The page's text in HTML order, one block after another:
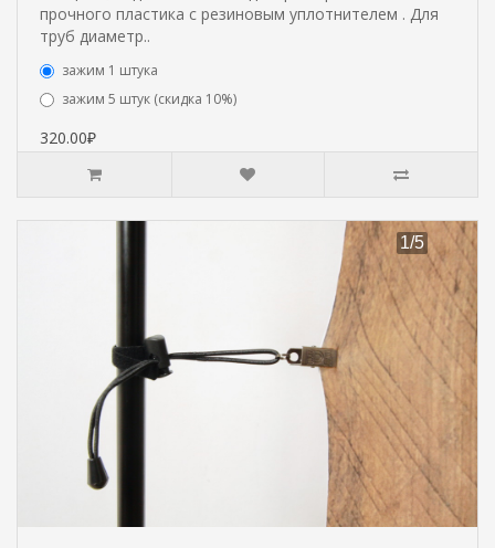
прочного пластика с резиновым уплотнителем . Для
труб диаметр..
зажим 1 штука
зажим 5 штук (скидка 10%)
320.00₽